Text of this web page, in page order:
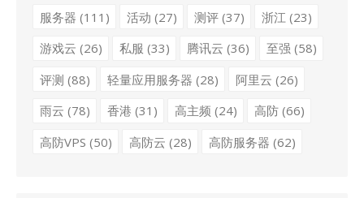
服务器 (111) 活动 (27) 测评(37) 浙江 (23)
游戏云 (26) 私服 (33) 腾讯云 (36) 至强 (58)
评测 (88) 轻量应用服务器 (28) 阿里云 (26)
雨云 (78) 香港 (31) 高主频 (24) 高防(66)
高防VPS (50) 高防云 (28) 高防服务器 (62)